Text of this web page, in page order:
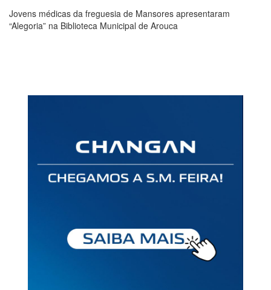
Jovens médicas da freguesia de Mansores apresentaram
“Alegoria” na Biblioteca Municipal de Arouca